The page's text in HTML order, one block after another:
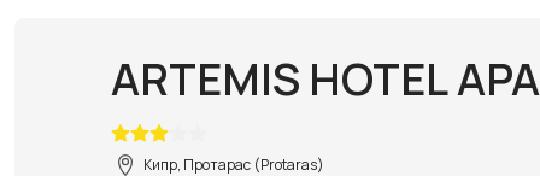
ARTEMIS HOTEL
Кипр, Протарас (Protaras)